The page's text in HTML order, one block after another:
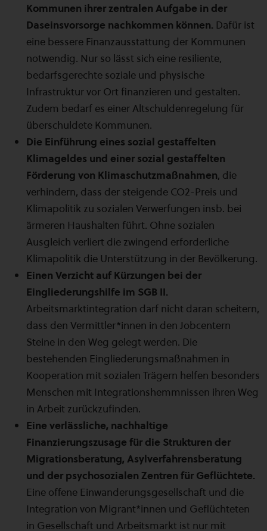
Kommunen ihrer zentralen Aufgabe in der
Daseinsvorsorge nachkommen können. Dafür ist
eine bessere Finanzausstattung der Kommunen
notwendig. Nur so lässt sich eine resiliente,
bedarfsgerechte soziale und physische
Infrastruktur vor Ort finanzieren und gestalten.
Zudem bedarf es einer Altschuldenregelung für
überschuldete Kommunen.
Die Einführung eines sozial gestaffelten
Klimageldes und einer sozial gestaffelten
Förderung von Klimaschutzmaßnahmen, die
verhindern, dass der steigende CO2-Preis und
Klimapolitik zu sozialen Verwerfungen insb. bei
ärmeren Haushalten führt. Ohne sozialen
Ausgleich verliert die zwingend erforderliche
Klimapolitik die Unterstützung in der Bevölkerung.
Einen Verzicht auf Kürzungen bei der
Eingliederungshilfe im SGB II.
Arbeitsmarktintegration darf nicht daran scheitern,
dass den Vermittler*innen in den Jobcentern
Steine in den Weg gelegt werden. Die
bestehenden Eingliederungsmaßnahmen in
Kooperation mit sozialen Trägern helfen besonders
Menschen mit Integrationshemmnissen ihren Weg
in Arbeit zurückzufinden.
Eine verlässliche, nachhaltige
Finanzierungszusage für die Strukturen der
Migrationsberatung, Asylverfahrensberatung
und der psychosozialen Zentren für Geflüchtete.
Eine offene Einwanderungsgesellschaft und die
Integration von Migrant*innen und Geflüchteten
in Gesellschaft und Arbeitsmarkt ist nur mit